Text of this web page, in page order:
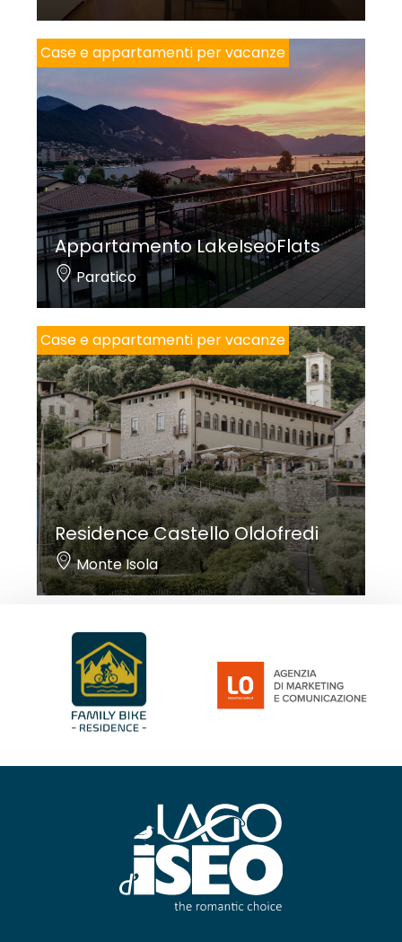
Case e appartamenti per vacanze
Appartamento LakeIseoFlats
Paratico
Case e appartamenti per vacanze
Residence Castello Oldofredi
Monte Isola